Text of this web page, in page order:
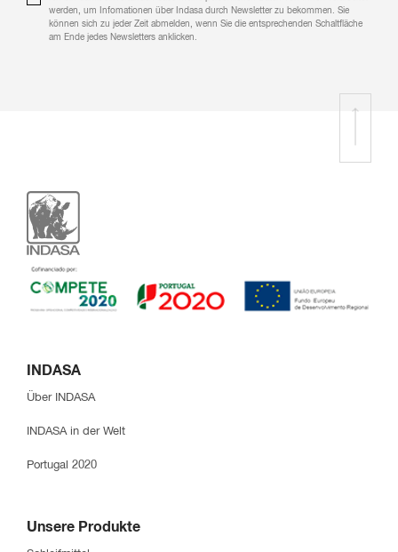
werden, um Infomationen über Indasa durch Newsletter zu bekommen. Sie
können sich zu jeder Zeit abmelden, wenn Sie die entsprechenden Schaltfläche
am Ende jedes Newsletters anklicken.
INDASA
Über INDASA
INDASA in der Welt
Portugal 2020
Unsere Produkte